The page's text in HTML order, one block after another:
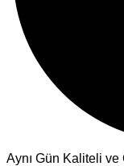
Aynı Gün Kaliteli